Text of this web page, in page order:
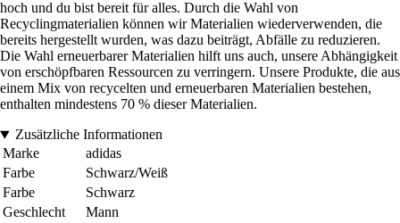
hoch und du bist bereit für alles. Durch die Wahl von
Recyclingmaterialien können wir Materialien wiederverwenden, die
bereits hergestellt wurden, was dazu beiträgt, Abfälle zu reduzieren.
Die Wahl erneuerbarer Materialien hilft uns auch, unsere Abhängigkeit
von erschöpfbaren Ressourcen zu verringern. Unsere Produkte, die aus
einem Mix von recycelten und erneuerbaren Materialien bestehen,
enthalten mindestens 70 % dieser Materialien.
Zusätzliche Informationen
Marke
adidas
Farbe
Schwarz/Weiß
Farbe
Schwarz
Geschlecht
Mann